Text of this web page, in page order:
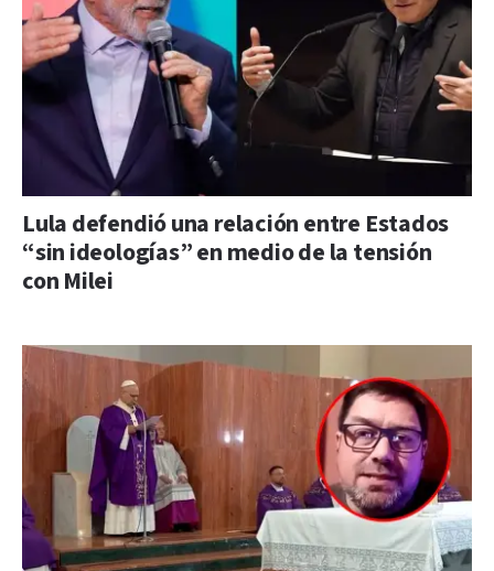
Lula defendió una relación entre Estados
“sin ideologías” en medio de la tensión
con Milei